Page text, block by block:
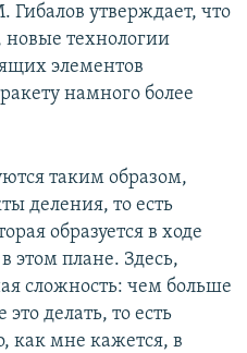
Гибалов утверждает, что
технологии
элементов
намного более
таким образом,
деления, то есть
образуется в ходе
этом плане. Здесь,
сложность: чем больше
делать, то есть
как мне кажется, в